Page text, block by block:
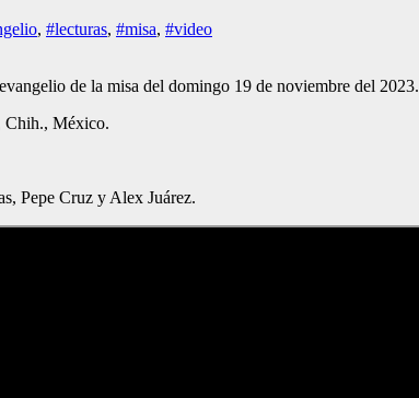
, #lecturas, #misa, #video
de la misa del domingo 19 de noviembre del 2023.
Chih., México.
Pepe Cruz y Alex Juárez.